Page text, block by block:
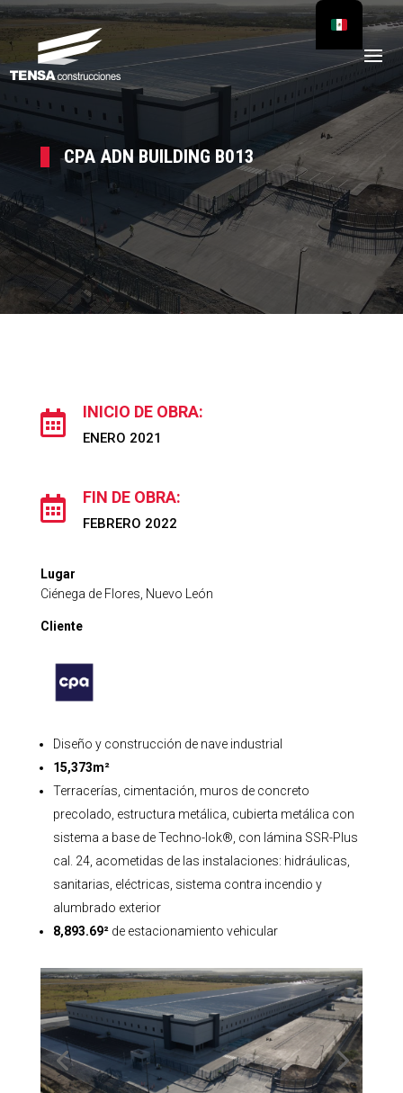
CPA ADN BUILDING B013
 INICIO DE OBRA:
ENERO 2021
 FIN DE OBRA:
FEBRERO 2022
Lugar
Ciénega de Flores, Nuevo León
Cliente
Diseño y construcción de nave industrial
15,373m²
Terracerías, cimentación, muros de concreto
precolado, estructura metálica, cubierta metálica con
sistema a base de Techno-lok®, con lámina SSR-Plus
cal. 24, acometidas de las instalaciones: hidráulicas,
sanitarias, eléctricas, sistema contra incendio y
alumbrado exterior
8,893.69²de estacionamiento vehicular